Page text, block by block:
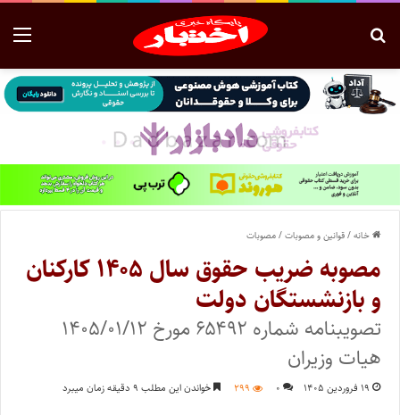
خانه/قوانین و مصوبات/مصوبات
مصوبه ضریب حقوق سال ۱۴۰۵ کارکنان
و بازنشستگان دولت
تصویبنامه شماره ۶۵۴۹۲ مورخ ۱۴۰۵/۰۱/۱۲
هیات وزیران
۱۹ فروردین ۱۴۰۵ ۰ ۲۹۹ خواندن این مطلب ۹ دقیقه زمان میبرد